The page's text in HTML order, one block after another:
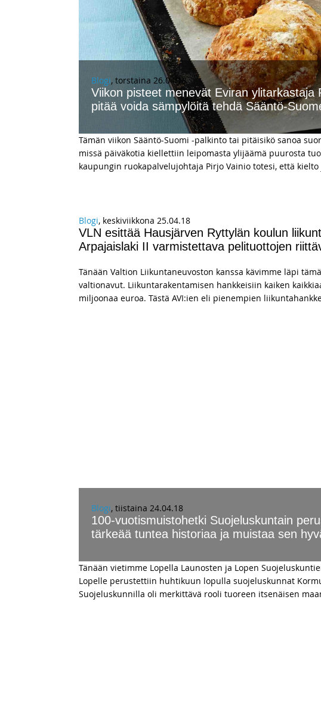
Blogi, torstaina 26.04.18
Viikon pisteet menevät Eviran ylitarkastaja
pitää voida sämpylöitä tehdä Sääntö-
Tämän viikon Sääntö-Suomi -palkinto tai pitäisikö sanoa
missä päiväkotia kiellettiin leipomasta ylijäämä puurosta
kaupungin ruokapalvelujohtaja Pirjo Vainio totesi, että
Blogi, keskiviikkona 25.04.18
VLN esittää Hausjärven Ryttylän koulun
Arpajaislaki II varmistettava pelituottojen
Tänään Valtion Liikuntaneuvoston kanssa kävimme läpi
valtionavut. Liikuntarakentamisen hankkeisiin kaiken
miljoonaa euroa. Tästä AVI:ien eli pienempien
Blogi, tiistaina 24.04.18
100-vuotismuistohetki Suojeluskuntain
tärkeää tuntea historiaa ja muistaa sen
Tänään vietimme Lopella Launosten ja Lopen
Lopelle perustettiin huhtikuun lopulla suojeluskunnat
Suojeluskunnilla oli merkittävä rooli tuoreen itsenäisen